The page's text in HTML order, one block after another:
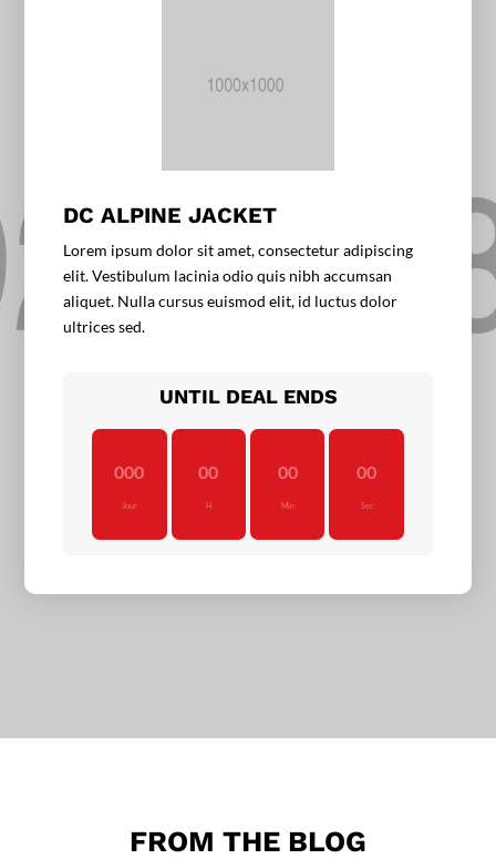
DC ALPINE JACKET
Lorem ipsum dolor sit amet, consectetur adipiscing
elit. Vestibulum lacinia odio quis nibh accumsan
aliquet. Nulla cursus euismod elit, id luctus dolor
ultrices sed.
UNTIL DEAL ENDS
000
Jour
00
H
00
Min
00
Sec
FROM THE BLOG